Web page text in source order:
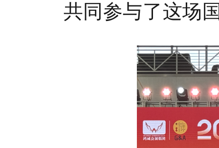
共同参与了这场